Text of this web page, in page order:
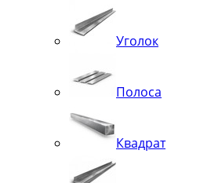
Уголок
Полоса
Квадрат